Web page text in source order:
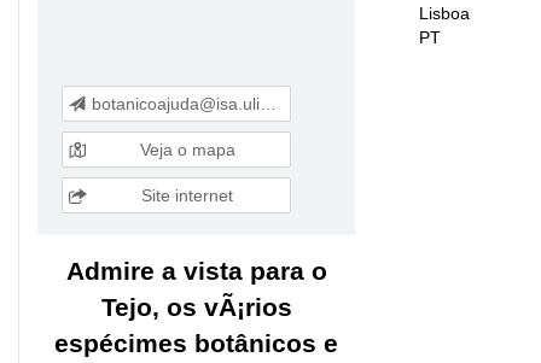
Lisboa
PT
botanicoajuda@isa.ulisboa.pt
Veja o mapa
Site internet
Admire a vista para o
Tejo, os vÃ¡rios
espécimes botânicos e